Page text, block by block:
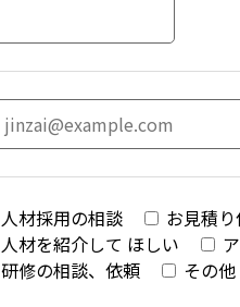
人材採用の相談 お見積
人材を紹介して ほしい
研修の相談、依頼
その他